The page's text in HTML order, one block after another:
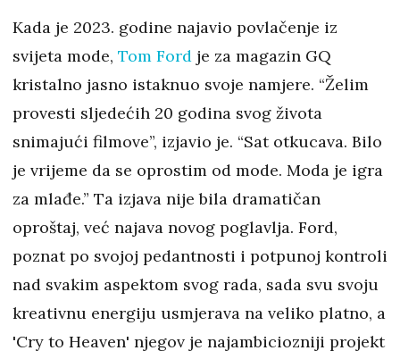
Kada je 2023. godine najavio povlačenje iz
svijeta mode, Tom Ford je za magazin GQ
kristalno jasno istaknuo svoje namjere. “Želim
provesti sljedećih 20 godina svog života
snimajući filmove”, izjavio je. “Sat otkucava. Bilo
je vrijeme da se oprostim od mode. Moda je igra
za mlađe.” Ta izjava nije bila dramatičan
oproštaj, već najava novog poglavlja. Ford,
poznat po svojoj pedantnosti i potpunoj kontroli
nad svakim aspektom svog rada, sada svu svoju
kreativnu energiju usmjerava na veliko platno, a
'Cry to Heaven' njegov je najambiciozniji projekt